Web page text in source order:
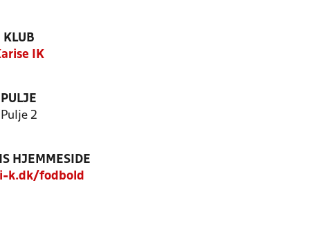
KLUB
IK
PULJE
Pulje 2
HJEMMESIDE
k.dk/fodbold